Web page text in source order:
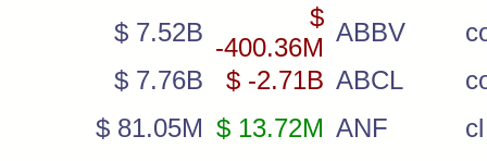
$ 7.52B
$
-400.36M
ABBV
$ 7.76B
$ -2.71B ABCL
$ 81.05M $ 13.72M ANF